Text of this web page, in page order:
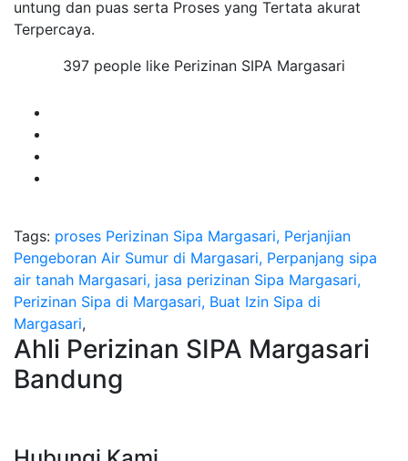
untung dan puas serta Proses yang Tertata akurat
Terpercaya.
397 people like Perizinan SIPA Margasari
Tags: proses Perizinan Sipa Margasari, Perjanjian
Pengeboran Air Sumur di Margasari, Perpanjang sipa
air tanah Margasari, jasa perizinan Sipa Margasari,
Perizinan Sipa di Margasari, Buat Izin Sipa di
Margasari,
Ahli Perizinan SIPA Margasari
Bandung